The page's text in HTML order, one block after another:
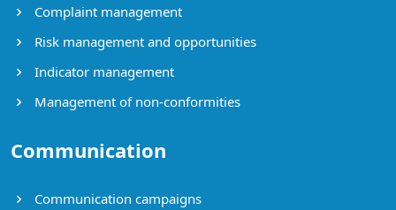
Complaint management
Risk management and opportunities
Indicator management
Management of non-conformities
Communication
Communication campaigns